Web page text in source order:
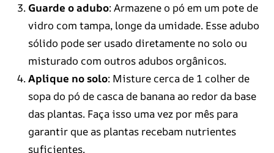
Guarde o adubo: Armazene o pó em um pote de
vidro com tampa, longe da umidade. Esse adubo
sólido pode ser usado diretamente no solo ou
misturado com outros adubos orgânicos.
Aplique no solo: Misture cerca de 1 colher de
sopa do pó de casca de banana ao redor da base
das plantas. Faça isso uma vez por mês para
garantir que as plantas recebam nutrientes
suficientes.